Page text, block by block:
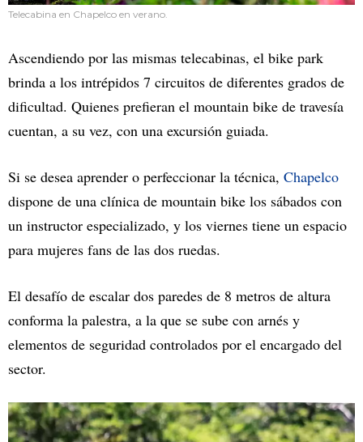
Telecabina en Chapelco en verano.
Ascendiendo por las mismas telecabinas, el bike park
brinda a los intrépidos 7 circuitos de diferentes grados de
dificultad. Quienes prefieran el mountain bike de travesía
cuentan, a su vez, con una excursión guiada.
Si se desea aprender o perfeccionar la técnica, Chapelco
dispone de una clínica de mountain bike los sábados con
un instructor especializado, y los viernes tiene un espacio
para mujeres fans de las dos ruedas.
El desafío de escalar dos paredes de 8 metros de altura
conforma la palestra, a la que se sube con arnés y
elementos de seguridad controlados por el encargado del
sector.